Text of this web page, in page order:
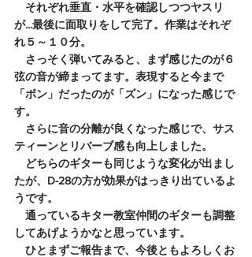
それぞれ垂直・水平を確認しつつヤスリ
が...最後に面取りをして完了。作業はそれぞ
れ５～１０分。
さっそく弾いてみると、まず感じたのが６
弦の音が締まってます。表現すると今まで
「ボン」だったのが「ズン」になった感じで
す。
さらに音の分離が良くなった感じで、サス
ティーンとリバーブ感も向上しました。
どちらのギターも同じような変化が出まし
たが、D-28の方が効果がはっきり出ているよ
うです。
通っているキター教室仲間のギターも調整
してあげようかなと思っています。
ひとまずご報告まで、今後ともよろしくお